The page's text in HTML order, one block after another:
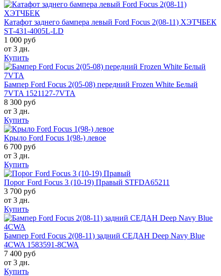
Катафот заднего бампера левый Ford Focus 2(08-11) ХЭТЧБЕК
ST-431-4005L-LD
1 000 руб
от 3 дн.
Купить
Бампер Ford Focus 2(05-08) передний Frozen White Белый
7VTA 1521127-7VTA
8 300 руб
от 3 дн.
Купить
Крыло Ford Focus 1(98-) левое
6 700 руб
от 3 дн.
Купить
Порог Ford Focus 3 (10-19) Правый STFDA65211
3 700 руб
от 3 дн.
Купить
Бампер Ford Focus 2(08-11) задний СЕДАН Deep Navy Blue
4CWA 1583591-8CWA
7 400 руб
от 3 дн.
Купить